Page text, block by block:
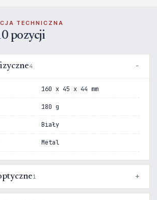
TECHNICZNA
pozycji
4
160 x 45 x 44 mm
180 g
Biały
Metal
1